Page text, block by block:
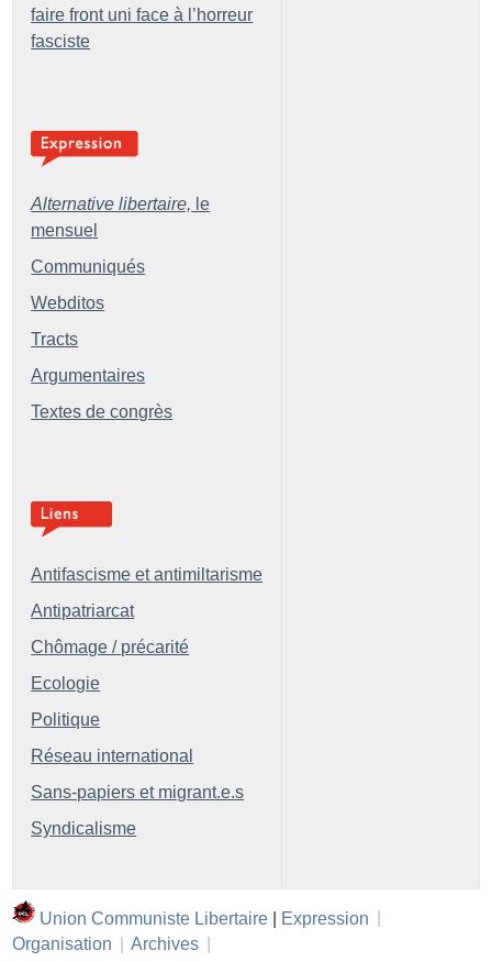
faire front uni face à l’horreur
fasciste
Alternative libertaire, le
mensuel
Communiqués
Webditos
Tracts
Argumentaires
Textes de congrès
Antifascisme et antimiltarisme
Antipatriarcat
Chômage / précarité
Ecologie
Politique
Réseau international
Sans-papiers et migrant.e.s
Syndicalisme
Union Communiste Libertaire | Expression
Organisation
Archives